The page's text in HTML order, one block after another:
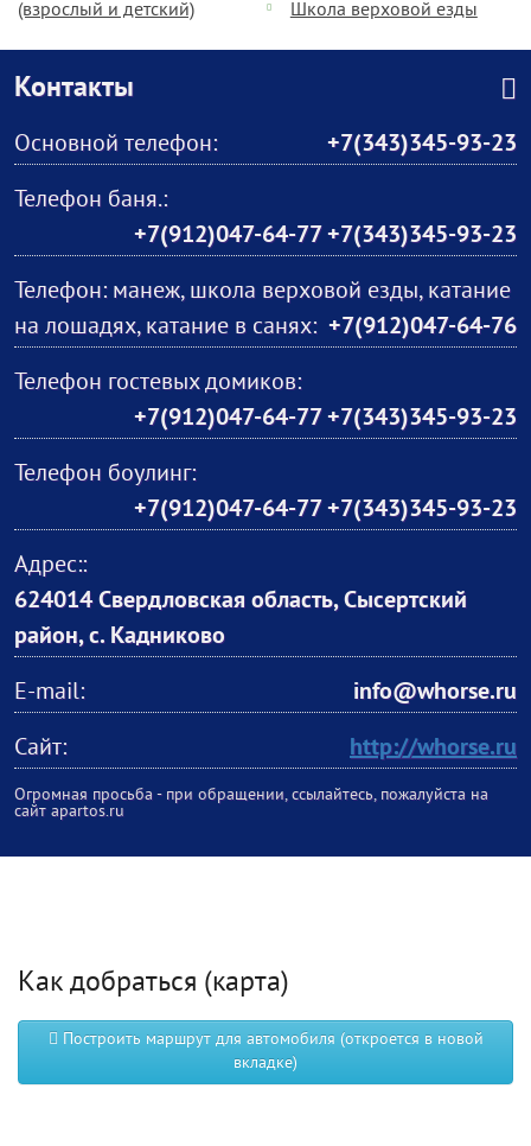
(взрослый и детский) Школа верховой езды
Контакты
Основной телефон:
+7(343)345-93-23
Телефон баня.:
+7(912)047-64-77 +7(343)345-93-23
Телефон: манеж, школа верховой езды, катание
на лошадях, катание в санях: +7(912)047-64-76
Телефон гостевых домиков:
+7(912)047-64-77 +7(343)345-93-23
Телефон боулинг:
+7(912)047-64-77 +7(343)345-93-23
Адрес::
624014 Свердловская область, Сысертский
район, с. Кадниково
E-mail:
info@whorse.ru
Сайт:
http://whorse.ru
Огромная просьба - при обращении, ссылайтесь, пожалуйста на
сайт apartos.ru
Как добраться (карта)
Построить маршрут для автомобиля (откроется в новой
вкладке)